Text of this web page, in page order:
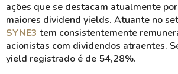
ações que se destacam atualmente
maiores dividend yields. Atuante no
SYNE3 tem consistentemente
acionistas com dividendos atraentes.
yield registrado é de 54,28%.